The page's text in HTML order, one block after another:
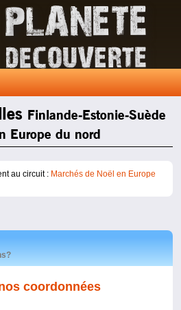
Finlande-Estonie-Suède
Europe du nord
au circuit : Marchés de Noël en Europe
coordonnées